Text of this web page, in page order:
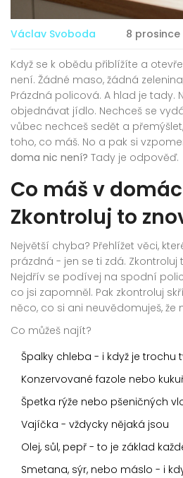
Václav Svoboda 8 prosince
Když se k obědu přiblížíte a
není. Žádné maso, žádná
Prázdná policová. A hlad je tady.
objednávat jídlo. Nechceš se
vůbec nechceš sedět a
toho, co máš. No a pak si
doma nic není? Tady je odpověď.
Co máš v
Zkontroluj to
Největší chyba? Přehlížet věci,
prázdná - jen se ti zdá. Zkontroluj
Nejdřív se podívej na spodní
co jsi zapomněl. Pak zkontroluj
něco, co si ani neuvědomuješ, že
Co můžeš najít?
Špalky chleba - i když je trochu
Konzervované fazole nebo
Špetka rýže nebo pšeničných
Vajíčka - vždycky nějaká jsou
Olej, sůl, pepř - to je základ
Smetana, sýr, nebo máslo - i